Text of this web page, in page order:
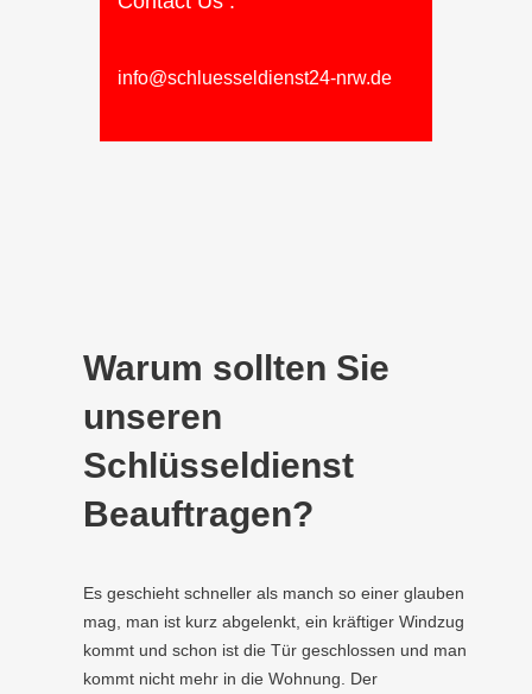
info@schluesseldienst24-nrw.de
Warum sollten Sie
unseren
Schlüsseldienst
Beauftragen?
Es geschieht schneller als manch so einer glauben
mag, man ist kurz abgelenkt, ein kräftiger Windzug
kommt und schon ist die Tür geschlossen und man
kommt nicht mehr in die Wohnung. Der